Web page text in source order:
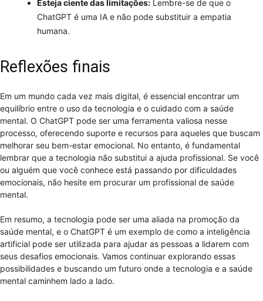
Esteja ciente das limitações: Lembre-se de que o
ChatGPT é uma IA e não pode substituir a empatia
humana.
Reflexões finais
Em um mundo cada vez mais digital, é essencial encontrar um
equilíbrio entre o uso da tecnologia e o cuidado com a saúde
mental. O ChatGPT pode ser uma ferramenta valiosa nesse
processo, oferecendo suporte e recursos para aqueles que buscam
melhorar seu bem-estar emocional. No entanto, é fundamental
lembrar que a tecnologia não substitui a ajuda profissional. Se você
ou alguém que você conhece está passando por dificuldades
emocionais, não hesite em procurar um profissional de saúde
mental.
Em resumo, a tecnologia pode ser uma aliada na promoção da
saúde mental, e o ChatGPT é um exemplo de como a inteligência
artificial pode ser utilizada para ajudar as pessoas a lidarem com
seus desafios emocionais. Vamos continuar explorando essas
possibilidades e buscando um futuro onde a tecnologia e a saúde
mental caminhem lado a lado.